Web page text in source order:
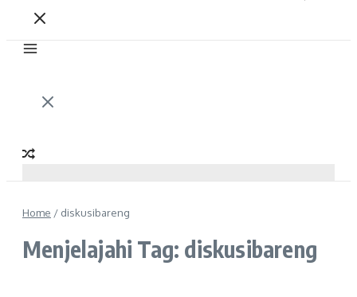
Home / diskusibareng
Menjelajahi Tag: diskusibareng